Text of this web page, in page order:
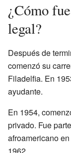
¿Cómo
legal?
Después de
comenzó su
Filadelfia. En
ayudante.
En 1954,
privado. Fue
afroamericano